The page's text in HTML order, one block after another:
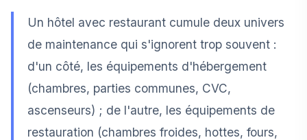
Un hôtel avec restaurant cumule deux univers
de maintenance qui s'ignorent trop souvent :
d'un côté, les équipements d'hébergement
(chambres, parties communes, CVC,
ascenseurs) ; de l'autre, les équipements de
restauration (chambres froides, hottes, fours,